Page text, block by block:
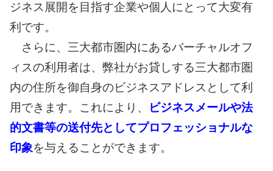
ジネス展開を目指す企業や個人にとって大変有
利です。
さらに、三大都市圏内にあるバーチャルオフ
ィスの利用者は、弊社がお貸しする三大都市圏
内の住所を御自身のビジネスアドレスとして利
用できます。これにより、
ビジネスメールや法
的文書等の送付先としてプロフェッショナルな
印象を与えることができます。